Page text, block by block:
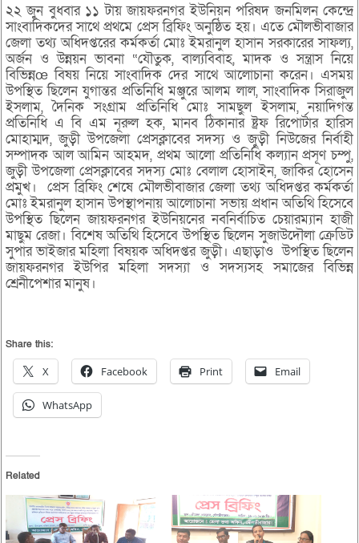
২২ জুন বুধবার ১১ টায় জায়ফরনগর ইউনিয়ন পরিষদ জনমিলন কেন্দ্রে
সাংবাদিকদের সাথে প্রথমে প্রেস ব্রিফিং অনুষ্ঠিত হয়। এতে মৌলভীবাজার
জেলা তথ্য অধিদপ্তরের কর্মকর্তা মোঃ ইমরানুল হাসান সরকারের সাফল্য,
অর্জন ও উন্নয়ন ভাবনা “যৌতুক, বাল্যবিবাহ, মাদক ও সন্ত্রাস নিয়ে
বিভিন্নœ বিষয় নিয়ে সাংবাদিক দের সাথে আলোচানা করেন। এসময়
উপস্থিত ছিলেন যুগান্তর প্রতিনিধি মঞ্জুরে আলম লাল, সাংবাদিক সিরাজুল
ইসলাম, দৈনিক সংগ্রাম প্রতিনিধি মোঃ সামছুল ইসলাম, নয়াদিগন্ত
প্রতিনিধি এ বি এম নূরুল হক, মানব ঠিকানার ষ্ট্রফ রিপোর্টার হারিস
মোহাম্মদ, জুড়ী উপজেলা প্রেসক্লাবের সদস্য ও জুড়ী নিউজের নির্বাহী
সম্পাদক আল আমিন আহমদ, প্রথম আলো প্রতিনিধি কল্যান প্রসূণ চম্পু,
জুড়ী উপজেলা প্রেসক্লাবের সদস্য মোঃ বেলাল হোসাইন, জাকির হোসেন
প্রমুখ। প্রেস ব্রিফিং শেষে মৌলভীবাজার জেলা তথ্য অধিদপ্তর কর্মকর্তা
মোঃ ইমরানুল হাসান উপস্থাপনায় আলোচানা সভায় প্রধান অতিথি হিসেবে
উপস্থিত ছিলেন জায়ফরনগর ইউনিয়নের নবনির্বাচিত চেয়ারম্যান হাজী
মাছুম রেজা। বিশেষ অতিথি হিসেবে উপস্থিত ছিলেন সুজাউদৌলা ক্রেডিট
সুপার ভাইজার মহিলা বিষয়ক অধিদপ্তর জুড়ী। এছাড়াও উপস্থিত ছিলেন
জায়ফরনগর ইউপির মহিলা সদস্যা ও সদস্যসহ সমাজের বিভিন্ন
শ্রেনীপেশার মানুষ।
Share this:
X Facebook Print Email
WhatsApp
Related